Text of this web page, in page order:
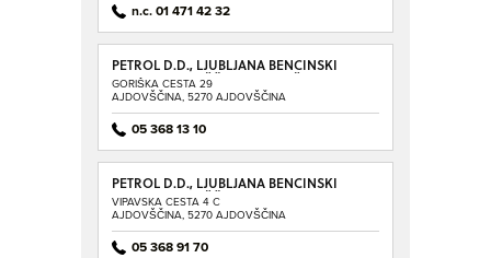
n.c. 01 471 42 32
PETROL D.D., LJUBLJANA BENCINSKI
SERVIS AJDOVŠČINA - GORIŠKA
GORIŠKA CESTA 29
AJDOVŠČINA, 5270 AJDOVŠČINA
05 368 13 10
PETROL D.D., LJUBLJANA BENCINSKI
SERVIS AJDOVŠČINA - VIPAVSKA
VIPAVSKA CESTA 4 C
AJDOVŠČINA, 5270 AJDOVŠČINA
05 368 91 70